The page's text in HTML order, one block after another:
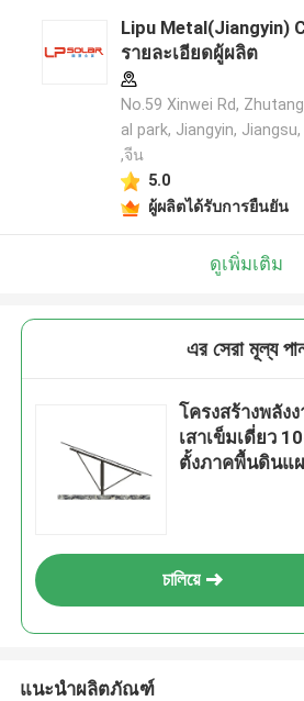
Lipu Metal(Jiangyin)
รายละเอียดผู้ผลิต
No.59 Xinwei Rd,
al park, Jiangyin, Jiangsu,
,จีน
5.0
ผู้ผลิตได้รับการยืนยัน
ดูเพิ่มเติม
এর সেরা মূল্য
โครงสร้างพลัง
เสาเข็มเดี่ยว
ตั้งภาคพื้นดินแ
চালিয়ে
แนะนำผลิตภัณฑ์